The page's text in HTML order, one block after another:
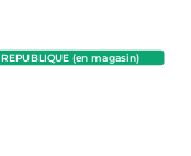
REPUBLIQUE (en magasin)